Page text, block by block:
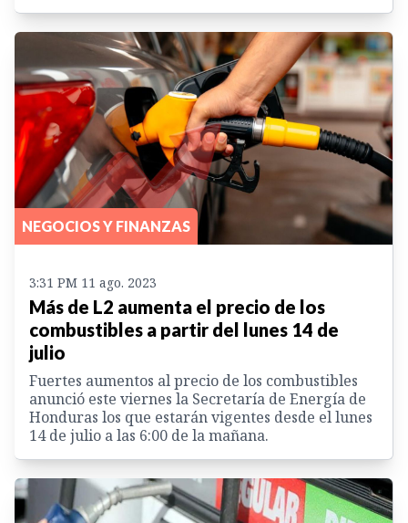
NEGOCIOS Y FINANZAS
3:31 PM 11 ago. 2023
Más de L2 aumenta el precio de los
combustibles a partir del lunes 14 de
julio
Fuertes aumentos al precio de los combustibles
anunció este viernes la Secretaría de Energía de
Honduras los que estarán vigentes desde el lunes
14 de julio a las 6:00 de la mañana.